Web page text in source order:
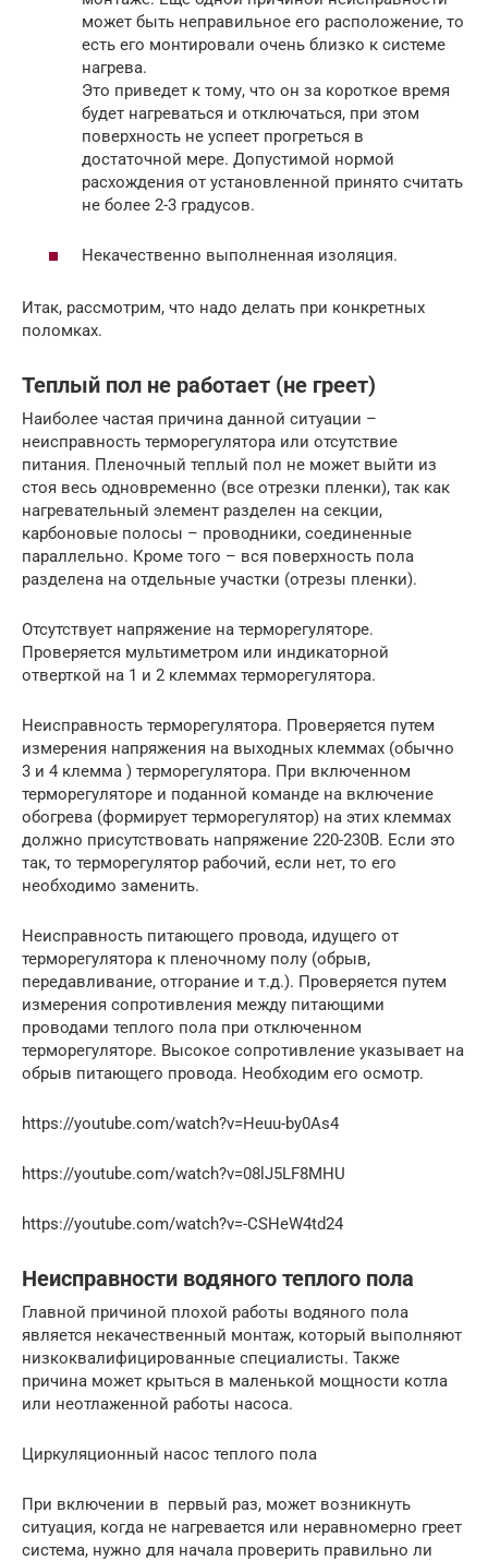
может быть неправильное его расположение, то
есть его монтировали очень близко к системе
нагрева.
Это приведет к тому, что он за короткое время
будет нагреваться и отключаться, при этом
поверхность не успеет прогреться в
достаточной мере. Допустимой нормой
расхождения от установленной принято считать
не более 2-3 градусов.
Некачественно выполненная изоляция.
Итак, рассмотрим, что надо делать при конкретных
поломках.
Теплый пол не работает (не греет)
Наиболее частая причина данной ситуации –
неисправность терморегулятора или отсутствие
питания. Пленочный теплый пол не может выйти из
стоя весь одновременно (все отрезки пленки), так как
нагревательный элемент разделен на секции,
карбоновые полосы – проводники, соединенные
параллельно. Кроме того – вся поверхность пола
разделена на отдельные участки (отрезы пленки).
Отсутствует напряжение на терморегуляторе.
Проверяется мультиметром или индикаторной
отверткой на 1 и 2 клеммах терморегулятора.
Неисправность терморегулятора. Проверяется путем
измерения напряжения на выходных клеммах (обычно
3 и 4 клемма ) терморегулятора. При включенном
терморегуляторе и поданной команде на включение
обогрева (формирует терморегулятор) на этих клеммах
должно присутствовать напряжение 220-230В. Если это
так, то терморегулятор рабочий, если нет, то его
необходимо заменить.
Неисправность питающего провода, идущего от
терморегулятора к пленочному полу (обрыв,
передавливание, отгорание и т.д.). Проверяется путем
измерения сопротивления между питающими
проводами теплого пола при отключенном
терморегуляторе. Высокое сопротивление указывает на
обрыв питающего провода. Необходим его осмотр.
https://youtube.com/watch?v=Heuu-by0As4
https://youtube.com/watch?v=08lJ5LF8MHU
https://youtube.com/watch?v=-CSHeW4td24
Неисправности водяного теплого пола
Главной причиной плохой работы водяного пола
является некачественный монтаж, который выполняют
низкоквалифицированные специалисты. Также
причина может крыться в маленькой мощности котла
или неотлаженной работы насоса.
Циркуляционный насос теплого пола
При включении в первый раз, может возникнуть
ситуация, когда не нагревается или неравномерно греет
система, нужно для начала проверить правильно ли